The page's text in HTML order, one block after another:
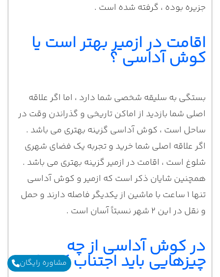
جزیره بوده ، گرفته شده است .
اقامت در ازمیر بهتر است یا
کوش آداسی ؟
بستگی به سلیقه شخصی شما دارد ، اما اگر علاقه
اصلی شما بازدید از اماکن تاریخی و گذراندن وقت در
ساحل است ، کوش آداسی گزینه بهتری می باشد .
اگر علاقه اصلی شما خرید و تجربه یک فضای شهری
شلوغ است ، اقامت در ازمیر گزینه بهتری می باشد .
همچنین شایان ذکر است که ازمیر و کوش آداسی
تنها ۱ ساعت با ماشین از یکدیگر فاصله دارند و حمل
و نقل در این 2 شهر نسبتاً آسان است .
در کوش آداسی از چه
چیزهایی باید اجتناب کرد ؟
مشاوره رایگان